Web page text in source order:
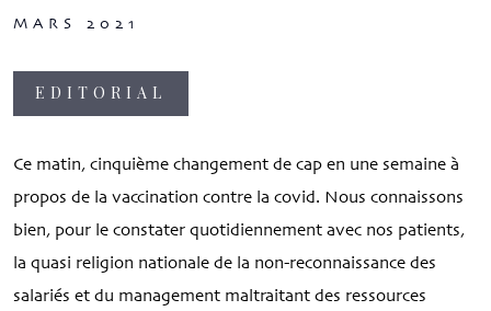
MARS 2021
EDITORIAL
Ce matin, cinquième changement de cap en une semaine à
propos de la vaccination contre la covid. Nous connaissons
bien, pour le constater quotidiennement avec nos patients,
la quasi religion nationale de la non-reconnaissance des
salariés et du management maltraitant des ressources